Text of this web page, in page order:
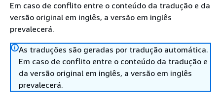
Em caso de conflito entre o conteúdo da tradução e da
versão original em inglês, a versão em inglês
prevalecerá.
As traduções são geradas por tradução automática.
Em caso de conflito entre o conteúdo da tradução e
da versão original em inglês, a versão em inglês
prevalecerá.